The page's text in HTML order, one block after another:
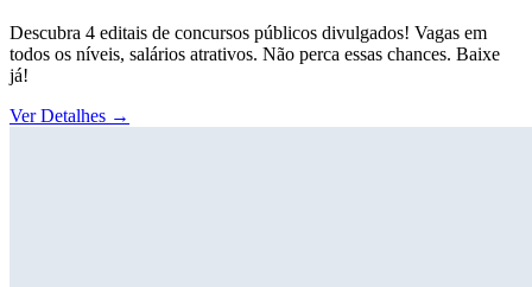
Descubra 4 editais de concursos públicos divulgados! Vagas em
todos os níveis, salários atrativos. Não perca essas chances. Baixe
já!
Ver Detalhes →